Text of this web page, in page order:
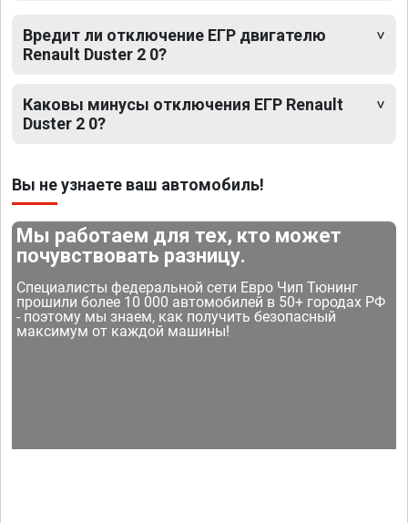
Вредит ли отключение ЕГР двигателю
Renault Duster 2 0?
Каковы минусы отключения ЕГР Renault
Duster 2 0?
Вы не узнаете ваш автомобиль!
Мы работаем для тех, кто может
почувствовать разницу.
Специалисты федеральной сети Евро Чип Тюнинг
прошили более 10 000 автомобилей в 50+ городах РФ
- поэтому мы знаем, как получить безопасный
максимум от каждой машины!